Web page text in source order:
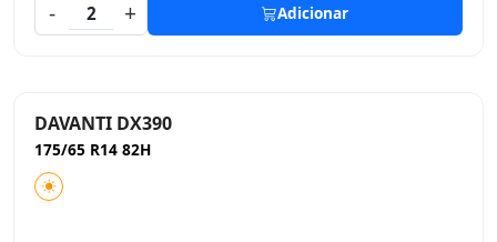
- 2 + Adicionar
DAVANTI DX390
175/65 R14 82H